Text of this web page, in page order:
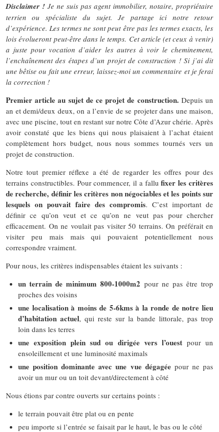
Disclaimer ! Je ne suis pas agent immobilier, notaire, propriétaire
terrien ou spécialiste du sujet. Je partage ici notre retour
d’expérience. Les termes ne sont peut être pas les termes exacts, les
lois évolueront peut-être dans le temps. Cet article (et ceux à venir)
a juste pour vocation d’aider les autres à voir le cheminement,
l’enchaînement des étapes d’un projet de construction ! Si j’ai dit
une bêtise ou fait une erreur, laissez-moi un commentaire et je ferai
la correction !
Premier article au sujet de ce projet de construction. Depuis un
an et demi/deux deux, on a l’envie de se projeter dans une maison,
avec une piscine, tout en restant sur notre Côte d’Azur chérie. Après
avoir constaté que les biens qui nous plaisaient à l’achat étaient
complètement hors budget, nous nous sommes tournés vers un
projet de construction.
Notre tout premier réflexe a été de regarder les offres pour des
terrains constructibles. Pour commencer, il a fallufixer les critères
de recherche, définir les critères non négociables et les points sur
lesquels on pouvait faire des compromis. C’est important de
définir ce qu’on veut et ce qu’on ne veut pas pour chercher
efficacement. On ne voulait pas visiter 50 terrains. On préférait en
visiter peu mais mais qui pouvaient potentiellement nous
correspondre vraiment.
Pour nous, les critères indispensables étaient les suivants :
un terrain de minimum 800-1000m2 pour ne pas être trop
proches des voisins
une localisation à moins de 5-6kms à la ronde de notre lieu
d’habitation actuel, qui reste sur la bande littorale, pas trop
loin dans les terres
une exposition plein sud ou dirigée vers l’ouestpour un
ensoleillement et une luminosité maximals
une position dominante avec une vue dégagéepour ne pas
avoir un mur ou un toit devant/directement à côté
Nous étions par contre ouverts sur certains points :
le terrain pouvait être plat ou en pente
peu importe si l’entrée se faisait par le haut, le bas ou le côté